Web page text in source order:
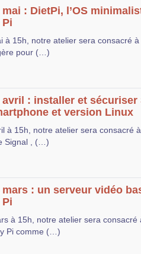
mai : DietPi, l’OS
à 15h, notre atelier sera consacré à
pour (…)
avril : installer et sécuriser
et version Linux
à 15h, notre atelier sera consacré à
Signal , (…)
mars : un serveur vidéo
à 15h, notre atelier sera consacré
Pi comme (…)